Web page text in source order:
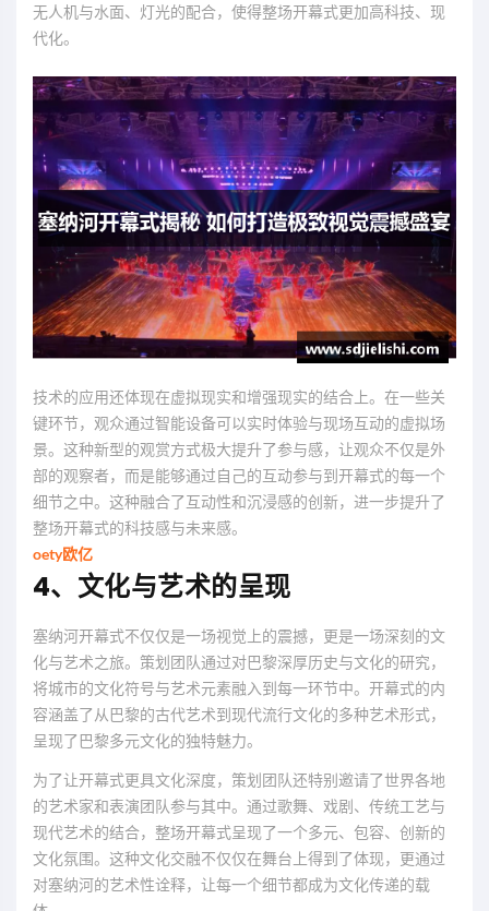
无人机与水面、灯光的配合，使得整场开幕式更加高科技、现
代化。
技术的应用还体现在虚拟现实和增强现实的结合上。在一些关
键环节，观众通过智能设备可以实时体验与现场互动的虚拟场
景。这种新型的观赏方式极大提升了参与感，让观众不仅是外
部的观察者，而是能够通过自己的互动参与到开幕式的每一个
细节之中。这种融合了互动性和沉浸感的创新，进一步提升了
整场开幕式的科技感与未来感。
oety欧亿
4、文化与艺术的呈现
塞纳河开幕式不仅仅是一场视觉上的震撼，更是一场深刻的文
化与艺术之旅。策划团队通过对巴黎深厚历史与文化的研究，
将城市的文化符号与艺术元素融入到每一环节中。开幕式的内
容涵盖了从巴黎的古代艺术到现代流行文化的多种艺术形式，
呈现了巴黎多元文化的独特魅力。
为了让开幕式更具文化深度，策划团队还特别邀请了世界各地
的艺术家和表演团队参与其中。通过歌舞、戏剧、传统工艺与
现代艺术的结合，整场开幕式呈现了一个多元、包容、创新的
文化氛围。这种文化交融不仅仅在舞台上得到了体现，更通过
对塞纳河的艺术性诠释，让每一个细节都成为文化传递的载